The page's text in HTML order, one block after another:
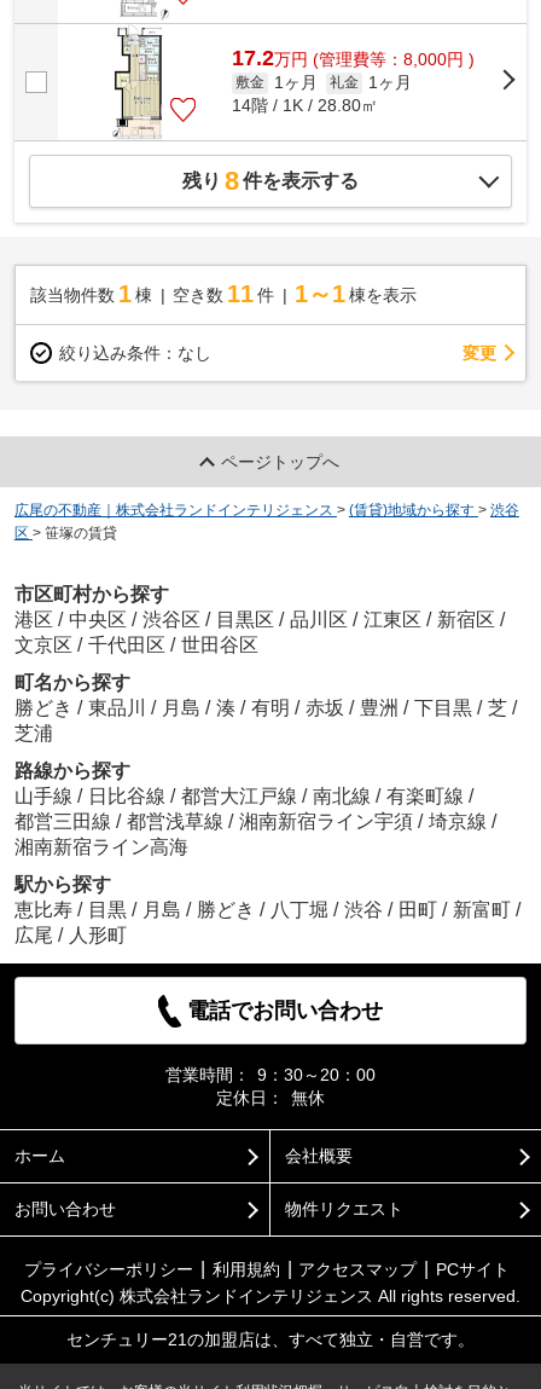
17.2万円 (管理費等：8,000円 )
敷金 1ヶ月 礼金
1ヶ月
14階 / 1K / 28.80㎡
残り 8件を表示する
該当物件数 1棟 空き数 11 件 1～1 棟を表示
絞り込み条件： なし 変更
ページトップへ
広尾の不動産｜株式会社ランドインテリジェンス > (賃貸)地域から探す > 渋谷
区 > 笹塚の賃貸
市区町村から探す
港区 / 中央区 / 渋谷区 / 目黒区 / 品川区 / 江東区 / 新宿区 /
文京区 / 千代田区 / 世田谷区
町名から探す
勝どき / 東品川 / 月島 / 湊 / 有明 / 赤坂 / 豊洲 / 下目黒 / 芝 /
芝浦
路線から探す
山手線 / 日比谷線 / 都営大江戸線 / 南北線 / 有楽町線 /
都営三田線 / 都営浅草線 / 湘南新宿ライン宇須 / 埼京線 /
湘南新宿ライン高海
駅から探す
恵比寿 / 目黒 / 月島 / 勝どき / 八丁堀 / 渋谷 / 田町 / 新富町 /
広尾 / 人形町
電話でお問い合わせ
営業時間：
9：30～20：00
定休日：
無休
ホーム 会社概要
お問い合わせ 物件リクエスト
プライバシーポリシー 利用規約 アクセスマップ
PCサイト
Copyright(c) 株式会社ランドインテリジェンス All rights reserved.
センチュリー21の加盟店は、すべて独立・自営です。